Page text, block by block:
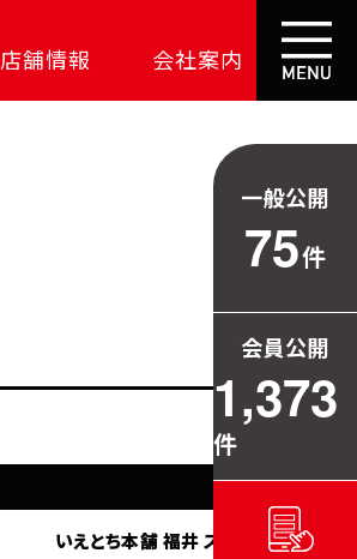
店舗情報 会社案内
いえとち本舗 福井 スタッフ
一般公開
75件
会員公開
1,373
件